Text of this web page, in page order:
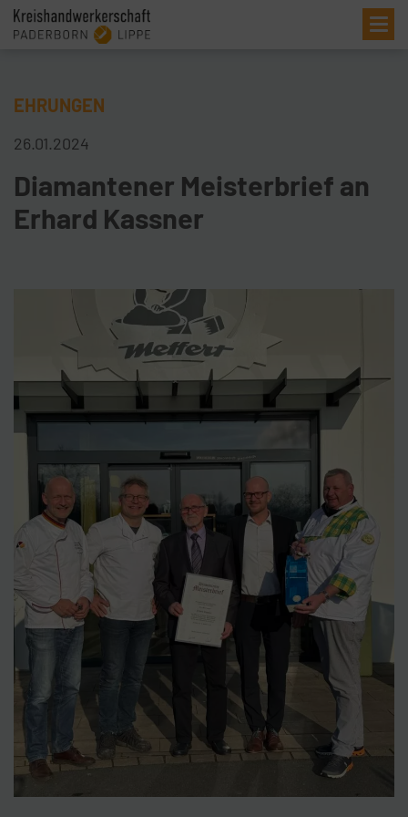
EHRUNGEN
26.01.2024
Diamantener Meisterbrief an
Erhard Kassner